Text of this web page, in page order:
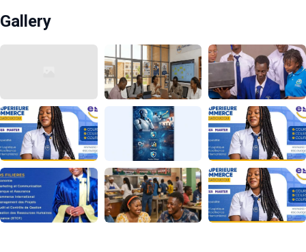
Gallery